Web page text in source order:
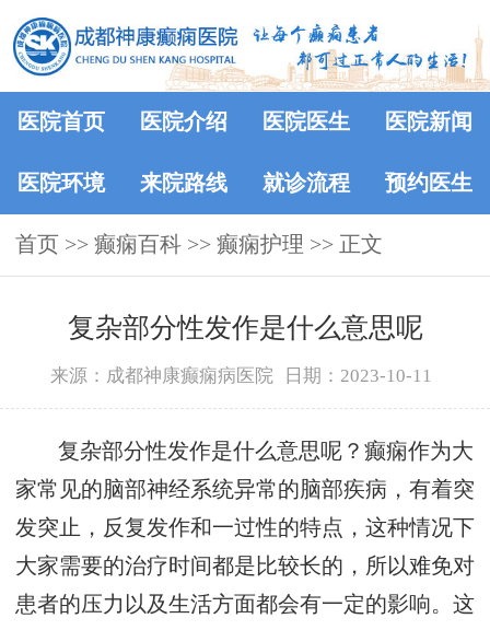
医院首页 医院介绍 医院医生 医院新闻
医院环境 来院路线 就诊流程 预约医生
首页 >> 癫痫百科 >> 癫痫护理 >> 正文
复杂部分性发作是什么意思呢
来源：成都神康癫痫病医院 日期：2023-10-11
复杂部分性发作是什么意思呢？癫痫作为大
家常见的脑部神经系统异常的脑部疾病，有着突
发突止，反复发作和一过性的特点，这种情况下
大家需要的治疗时间都是比较长的，所以难免对
患者的压力以及生活方面都会有一定的影响。这